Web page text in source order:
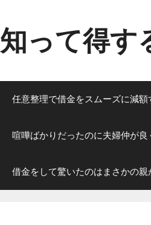
知って得す
任意整理で借金をスムーズに減額
喧嘩ばかりだったのに夫婦仲が良
借金をして驚いたのはまさかの親